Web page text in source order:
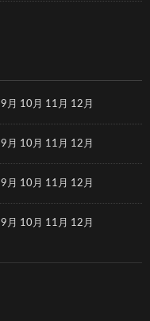
9月 10月 11月 12月
9月 10月 11月 12月
9月 10月 11月 12月
9月 10月 11月 12月